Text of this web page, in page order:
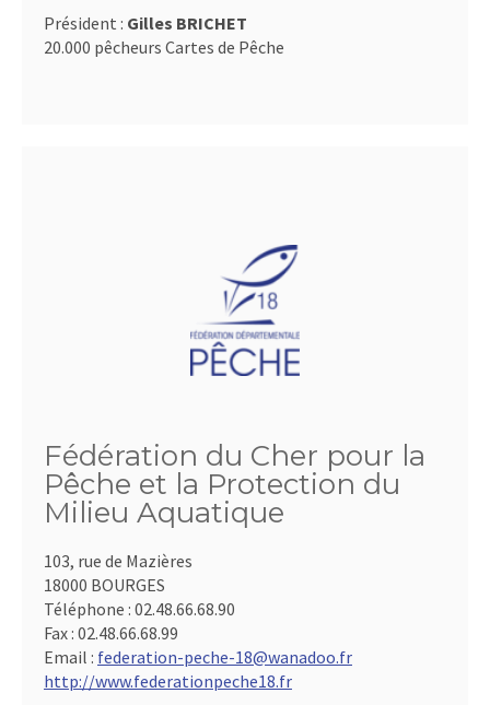
Président : Gilles BRICHET
20.000 pêcheurs Cartes de Pêche
Fédération du Cher pour la
Pêche et la Protection du
Milieu Aquatique
103, rue de Mazières
18000 BOURGES
Téléphone : 02.48.66.68.90
Fax : 02.48.66.68.99
Email : federation-peche-18@wanadoo.fr
http://www.federationpeche18.fr